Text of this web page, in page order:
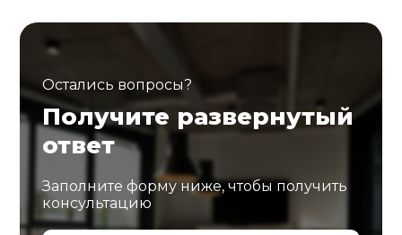
Остались вопросы?
Получите развернутый
ответ
Заполните форму ниже, чтобы получить
консультацию